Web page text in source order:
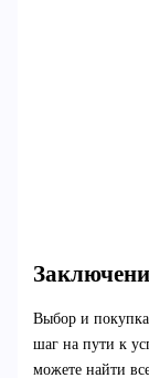
Выбор и покупка
шаг на пути к
можете найти